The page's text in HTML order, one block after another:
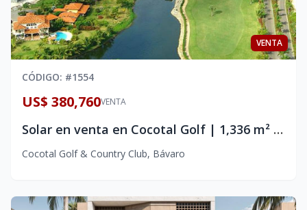
VENTA
CÓDIGO: #1554
VENTA
US$ 380,760
Solar en venta en Cocotal Golf | 1,336 m² | US$380,760
Cocotal Golf & Country Club, Bávaro